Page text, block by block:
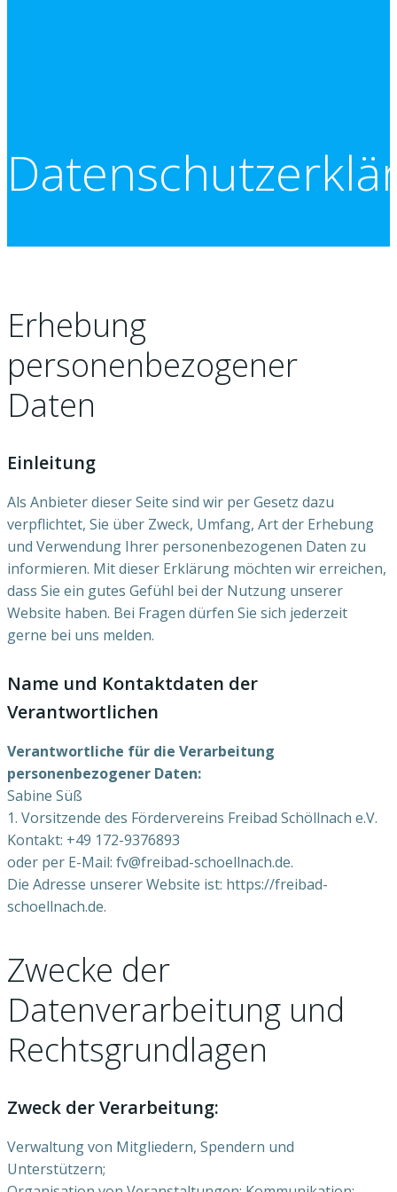
Erhebung
personenbezogener
Daten
Einleitung
Als Anbieter dieser Seite sind wir per Gesetz dazu
verpflichtet, Sie über Zweck, Umfang, Art der Erhebung
und Verwendung Ihrer personenbezogenen Daten zu
informieren. Mit dieser Erklärung möchten wir erreichen,
dass Sie ein gutes Gefühl bei der Nutzung unserer
Website haben. Bei Fragen dürfen Sie sich jederzeit
gerne bei uns melden.
Name und Kontaktdaten der
Verantwortlichen
Verantwortliche für die Verarbeitung
personenbezogener Daten:
Sabine Süß
1. Vorsitzende des Fördervereins Freibad Schöllnach e.V.
Kontakt: +49 172-9376893
oder per E-Mail: fv@freibad-schoellnach.de.
Die Adresse unserer Website ist: https://freibad-
schoellnach.de.
Zwecke der
Datenverarbeitung und
Rechtsgrundlagen
Zweck der Verarbeitung:
Verwaltung von Mitgliedern, Spendern und
Unterstützern;